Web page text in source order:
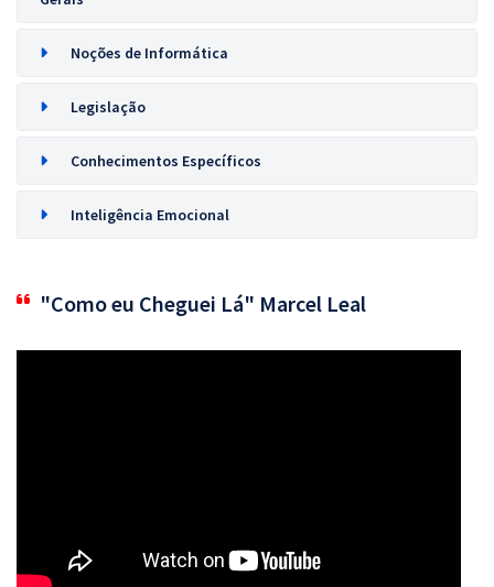
Noções de Informática
Legislação
Conhecimentos Específicos
Inteligência Emocional
"Como eu Cheguei Lá" Marcel Leal